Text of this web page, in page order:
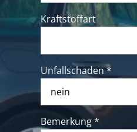
Kraftstoffart
Unfallschaden *
Bemerkung *